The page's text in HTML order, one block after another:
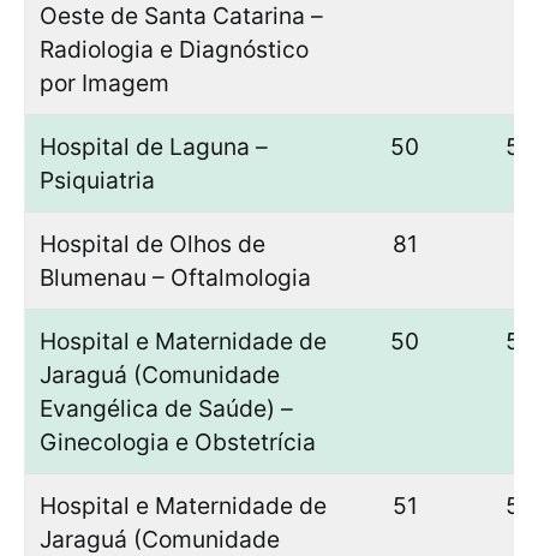
Oeste de Santa Catarina –
Radiologia e Diagnóstico
por Imagem
Hospital de Laguna –
Psiquiatria
50 50
Hospital de Olhos de
Blumenau – Oftalmologia
81
Hospital e Maternidade de
Jaraguá (Comunidade
Evangélica de Saúde) –
Ginecologia e Obstetrícia
50 50
Hospital e Maternidade de
Jaraguá (Comunidade
51 50